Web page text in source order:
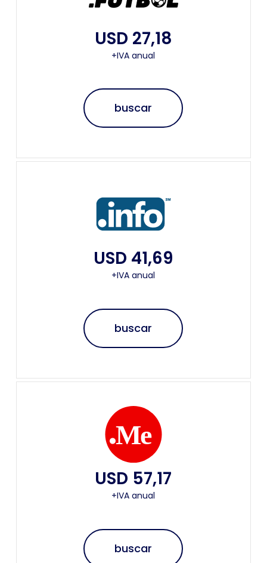
USD 27,18
+IVA anual
buscar
USD 41,69
+IVA anual
buscar
USD 57,17
+IVA anual
buscar